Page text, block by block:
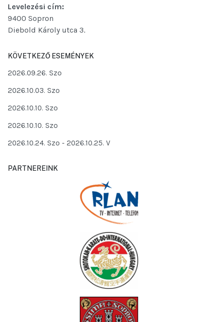
Levelezési cím:
9400 Sopron
Diebold Károly utca 3.
KÖVETKEZŐ ESEMÉNYEK
2026.09.26. Szo
2026.10.03. Szo
2026.10.10. Szo
2026.10.10. Szo
2026.10.24. Szo - 2026.10.25. V
PARTNEREINK